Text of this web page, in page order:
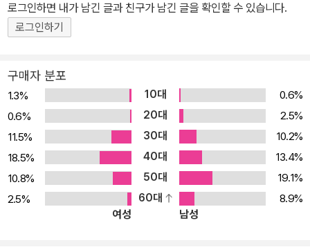
신위성이 떠있고 땅에는 수백만 개의 전파 중계기와 수십억 개의 칩
과 안테나가 있는 전자파 방출 기기들이 있다. 지금 지구와 우주에서
와 우리 생명에 심각한 위협을 가하고 있다. 여기에 고대로부터 지구
전자기 환경의 교란으로 발생했던 인플루엔자 팬데믹이 세계를 공황
상태에 빠지게 했다. 이러한 시대적 상황으로 인해 이 책이 해외에서
높이 평가받고 아마존 베스터 셀러 3개 부분 1위를 석권하고 있다.
로그인하면 내가 남긴 글과 친구가 남긴 글을 확인할 수 있습니다.
로그인하기
구매자 분포
1.3% 10대
0.6%
0.6%
20대
2.5%
11.5%
30대
10.2%
18.5%
40대
13.4%
10.8%
50대
19.1%
2.5%
60대
8.9%
여성
남성